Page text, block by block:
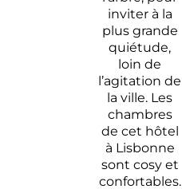
inviter à la
plus grande
quiétude,
loin de
l’agitation de
la ville. Les
chambres
de cet hôtel
à Lisbonne
sont cosy et
confortables.